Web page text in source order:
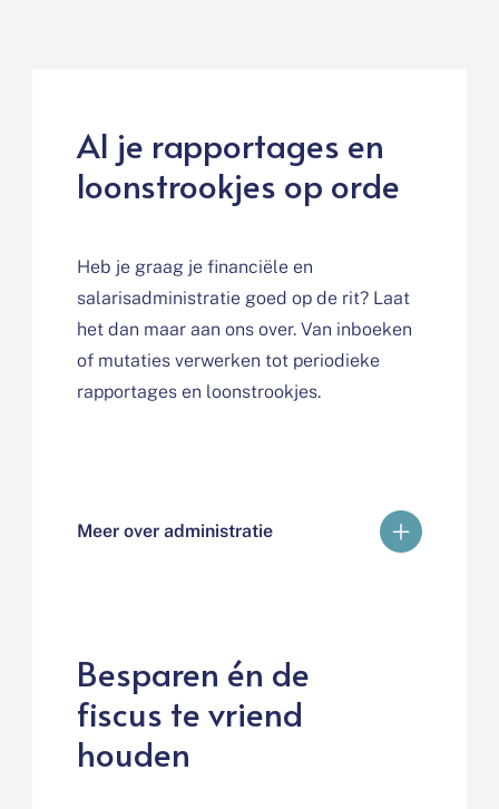
Al je rapportages en
loonstrookjes op orde
Heb je graag je financiële en
salarisadministratie goed op de rit? Laat
het dan maar aan ons over. Van inboeken
of mutaties verwerken tot periodieke
rapportages en loonstrookjes.
Meer over administratie
Besparen én de
fiscus te vriend
houden